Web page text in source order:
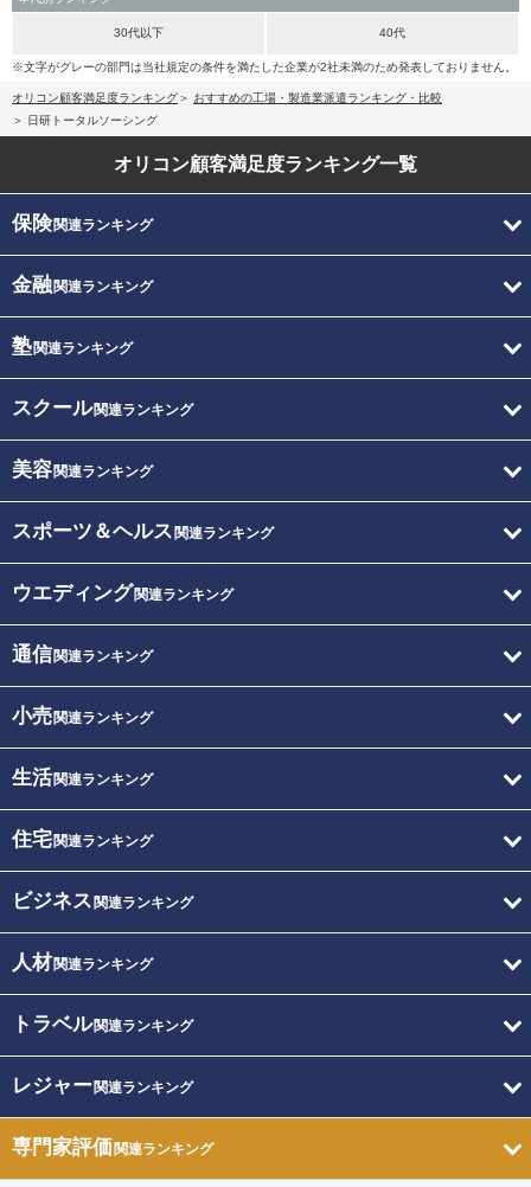
30代以下 40代
※文字がグレーの部門は当社規定の条件を満たした企業が2社未満のため発表しておりません。
オリコン顧客満足度ランキング
おすすめの工場・製造業派遣ランキング・比較
日研トータルソーシング
オリコン顧客満足度ランキング一覧
保険関連ランキング
金融関連ランキング
塾関連ランキング
スクール関連ランキング
美容関連ランキング
スポーツ＆ヘルス 関連ランキング
ウエディング関連ランキング
通信関連ランキング
小売関連ランキング
生活関連ランキング
住宅関連ランキング
ビジネス 関連ランキング
人材関連ランキング
トラベル関連ランキング
レジャー関連ランキング
専門家評価関連ランキング